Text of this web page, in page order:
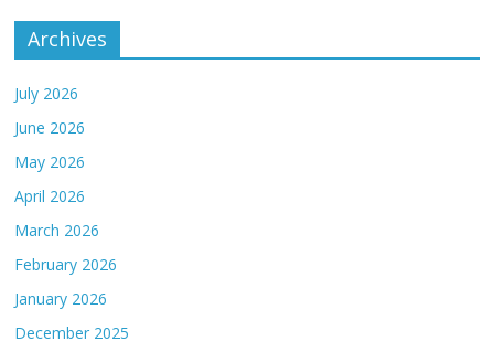
Archives
July 2026
June 2026
May 2026
April 2026
March 2026
February 2026
January 2026
December 2025